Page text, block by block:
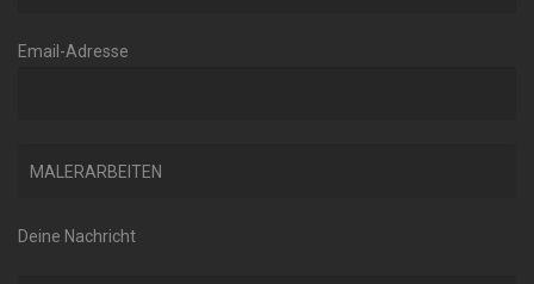
Email-Adresse
Deine Nachricht